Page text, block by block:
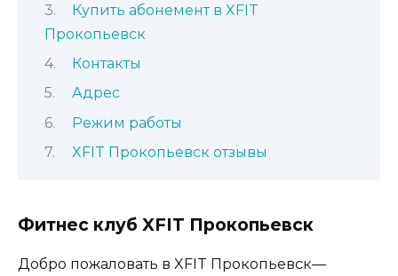
Купить абонемент в XFIT
Прокопьевск
Контакты
Адрес
Режим работы
XFIT Прокопьевск отзывы
Фитнес клуб XFIT Прокопьевск
Добро пожаловать в XFIT Прокопьевск—